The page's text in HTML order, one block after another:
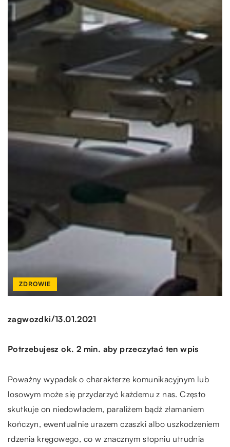
ZDROWIE
zagwozdki/13.01.2021
Potrzebujesz ok. 2 min. aby przeczytać ten wpis
Poważny wypadek o charakterze komunikacyjnym lub
losowym może się przydarzyć każdemu z nas. Często
skutkuje on niedowładem, paraliżem bądź złamaniem
kończyn, ewentualnie urazem czaszki albo uszkodzeniem
rdzenia kręgowego, co w znacznym stopniu utrudnia